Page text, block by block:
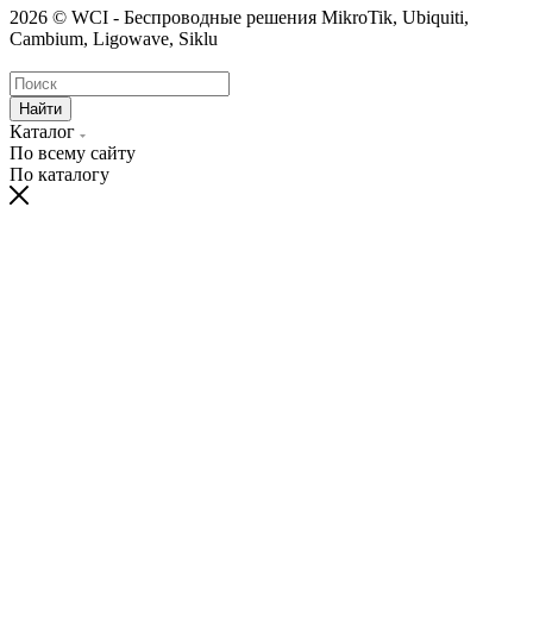
2026 © WCI - Беспроводные решения MikroTik, Ubiquiti,
Cambium, Ligowave, Siklu
Найти
Каталог
По всему сайту
По каталогу